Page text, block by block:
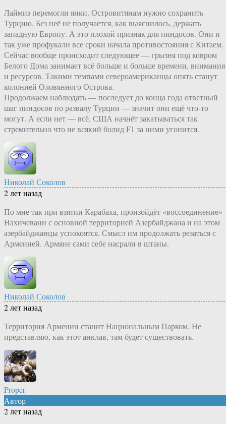
Лаймиз перемогли янки. Островитянам нужно сохранить
Турцию. Без неё не получается, как выяснилось, держать
западную Европу. А это плохой признак для пиндосов. Они и
так уже профукали все сроки начала противостояния с Китаем.
Сейчас вообще происходит следующее — грызня под ковром
Белого Дома занимает всё больше и больше времени, внимания
и ресурсов. Такими темпами североамериканцы опять станут
колонией Оловянного Острова.
Продолжаем наблюдать — последует до конца года ответный
шаг пиндосов по развалу Турции — значит они ещё что-то
могут. А если нет — всё, США начнёт закатываться так
стремительно что не всякий болид F1 за ними угонится.
Николай Соколов
2 лет назад
По мне так при взятии Карабаха, произойдёт «воссоединение»
Нахичевани с основной территорией Азербайджана и на этом
азербайджанцы успокоятся. Смысл им продолжать резаться с
Арменией. Армяне сами себе насрали в штаны.
Николай Соколов
2 лет назад
Территория Армении станит Национальным Парком. Не
представляю, как этот анклав, там будет существовать.
Proper
Автор
2 лет назад